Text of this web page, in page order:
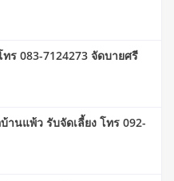
ร 083-7124273 จัดบายศรี
านแพ้ว รับจัดเลี้ยง โทร 092-